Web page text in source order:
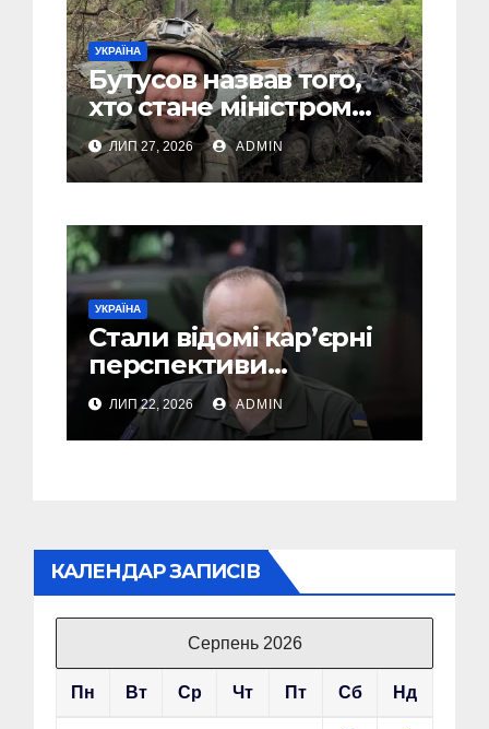
УКРАЇНА
Бутусов назвав того,
хто стане міністром
оборони України, і
пояснив, чому інакше
не може бути
ЛИП 27, 2026 ADMIN
УКРАЇНА
Стали відомі кар’єрні
перспективи
Сирського після
звільнення з посади
Головкому ВСУ
ЛИП 22, 2026 ADMIN
КАЛЕНДАР ЗАПИСІВ
Серпень 2026
Пн Вт Ср Чт Пт Сб Нд